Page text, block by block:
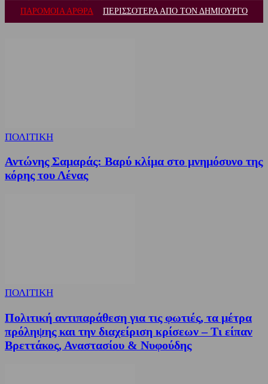
ΠΑΡΟΜΟΙΑ ΑΡΘΡΑ ΠΕΡΙΣΣΟΤΕΡΑ ΑΠΟ ΤΟΝ ΔΗΜΙΟΥΡΓΟ
ΠΟΛΙΤΙΚΗ
Αντώνης Σαμαράς: Βαρύ κλίμα στο μνημόσυνο της
κόρης του Λένας
ΠΟΛΙΤΙΚΗ
Πολιτική αντιπαράθεση για τις φωτιές, τα μέτρα
πρόληψης και την διαχείριση κρίσεων – Τι είπαν
Βρεττάκος, Αναστασίου & Νυφούδης